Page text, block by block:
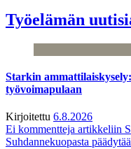
Työelämän
Starkin
työvoimapulaan
Kirjoitettu 6.8.2026
Ei kommentteja artikkeliin
Suhdannekuopasta